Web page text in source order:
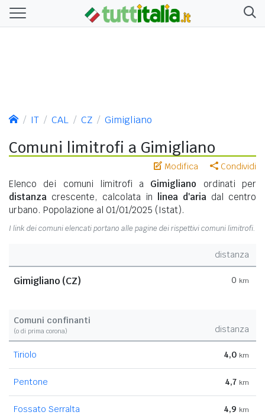
IT CAL CZ Gimigliano
Comuni limitrofi a Gimigliano
Modifica Condividi
Elenco dei comuni limitrofi a Gimigliano ordinati per
distanza crescente, calcolata in linea d'aria dal centro
urbano. Popolazione al 01/01/2025 (Istat).
I link dei comuni elencati portano alle pagine dei rispettivi comuni limitrofi.
distanza
Gimigliano (CZ) 0 km
Comuni confinanti
(o di prima corona) distanza
Tiriolo 4,0 km
Pentone 4,7 km
Fossato Serralta 4,9 km